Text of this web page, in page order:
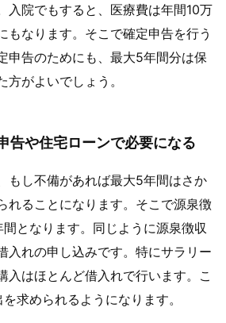
入院でもすると、医療費は年間10万
もなります。そこで確定申告を行う
申告のためにも、最大5年間分は保
がよいでしょう。
告や住宅ローンで必要になる
もし不備があれば最大5年間はさか
れることになります。そこで源泉徴
となります。同じように源泉徴収
入れの申し込みです。特にサラリー
入はほとんど借入れで行います。こ
求められるようになります。